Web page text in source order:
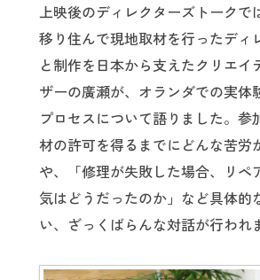
上映後のディレクターズトークで
移り住んで現地取材を行ったディ
と制作を日本から支えたクリエイ
ザーの廣瀬が、オランダでの実体
プロセスについて語りました。参
材の許可を得るまでにどんな苦労
や、「修理が失敗した場合、リペ
気はどうだったのか」など具体的
い、ざっくばらんな対話が行われ